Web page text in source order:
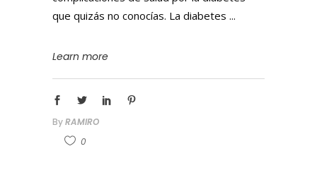
que quizás no conocías. La diabetes
Learn more
ByRAMIRO
0